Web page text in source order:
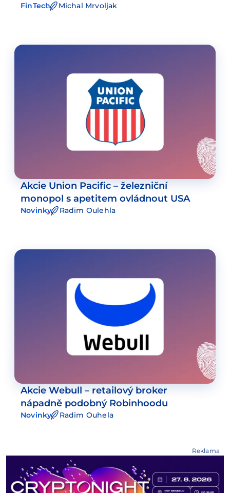
FinTech Michal Mrvoljak
Akcie Union Pacific – železniční
monopol s apetitem ovládnout USA
Novinky Radim Oulehla
Akcie Webull – retailový broker
nápadně podobný Robinhoodu
Novinky Radim Ouhela
Reklama